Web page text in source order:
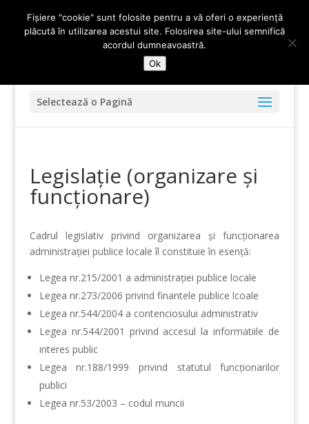
Selectează o Pagină
Legislație (organizare și
funcționare)
Cadrul legislativ privind organizarea şi funcţionarea
administraţiei publice locale îl constituie în esenţă:
Legea nr.215/2001 a administraţiei publice locale
Legea nr.273/2006 privind finantele publice lcoale
Legea nr.544/2004 a contenciosului administrativ
Legea nr.544/2001 privind accesul la informatiile de
interes public
Legea nr.188/1999 privind statutul funcţionarilor
publici
Legea nr.53/2003 – codul muncii
Fișiere "cookie" sunt folosite pentru a vă oferi o experiență
plăcută în utilizarea acestui site. Folosirea site-ului semnifică
acordul dumneavoastră.
Ok